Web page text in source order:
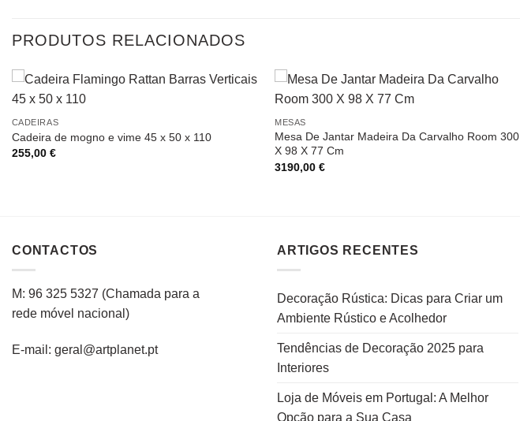
PRODUTOS RELACIONADOS
CADEIRAS
Cadeira de mogno e vime 45 x 50 x 110
255,00 €
MESAS
Mesa De Jantar Madeira Da Carvalho Room 300
X 98 X 77 Cm
3190,00€
CONTACTOS
M: 96 325 5327 (Chamada para a
rede móvel nacional )
E-mail: geral@artplanet.pt
ARTIGOS RECENTES
Decoração Rústica: Dicas para Criar um
Ambiente Rústico e Acolhedor
Tendências de Decoração 2025 para
Interiores
Loja de Móveis em Portugal: A Melhor
Opção para a Sua Casa